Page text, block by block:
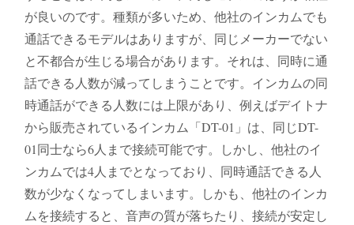
が良いのです。種類が多いため、他社のインカムでも
通話できるモデルはありますが、同じメーカーでない
と不都合が生じる場合があります。それは、同時に通
話できる人数が減ってしまうことです。インカムの同
時通話ができる人数には上限があり、例えばデイトナ
から販売されているインカム「DT-01」は、同じDT-
01同士なら6人まで接続可能です。しかし、他社のイ
ンカムでは4人までとなっており、同時通話できる人
数が少なくなってしまいます。しかも、他社のインカ
ムを接続すると、音声の質が落ちたり、接続が安定し